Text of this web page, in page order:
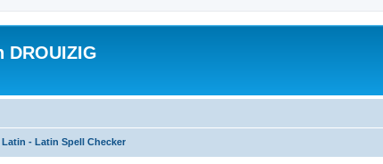
- Latin Spell Checker